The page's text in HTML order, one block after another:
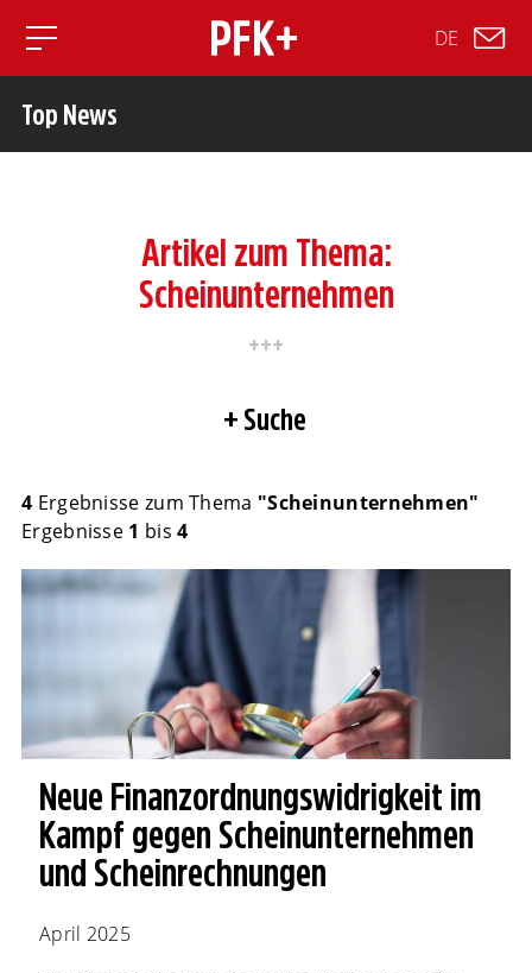
Toggle mobile navigation
DE
Top News
Artikel zum Thema:
Scheinunternehmen
Suche
4 Ergebnisse zum Thema "Scheinunternehmen"
Ergebnisse 1 bis4
Neue Finanzordnungs­widrigkeit im
Kampf gegen Scheinunternehmen
und Scheinrechnungen
April 2025